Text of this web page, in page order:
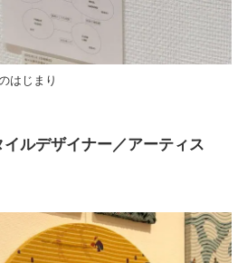
はじまり
ルデザイナー／アーティス